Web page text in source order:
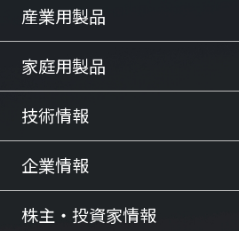
産業用製品
家庭用製品
技術情報
企業情報
株主・投資家情報